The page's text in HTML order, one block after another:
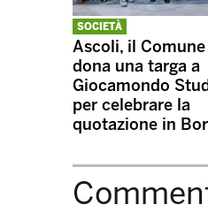
SOCIETÀ
Ascoli, il Comune
dona una targa a
Giocamondo
per celebrare la
quotazione in